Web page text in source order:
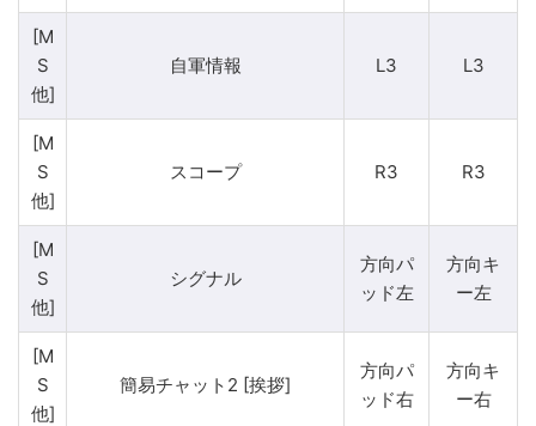
[M
S
他]
自軍情報 L3 L3
[M
S
他]
スコープ R3 R3
[M
S
他]
シグナル
方向パ
ッド左
方向キ
ー左
[M
S
他]
簡易チャット2 [挨拶]
方向パ
ッド右
方向キ
ー右